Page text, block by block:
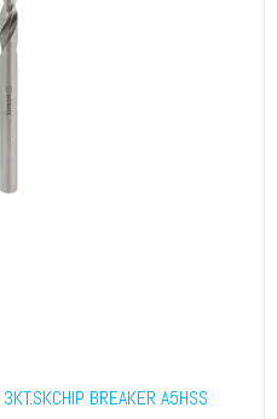
BREAKER A5HSS